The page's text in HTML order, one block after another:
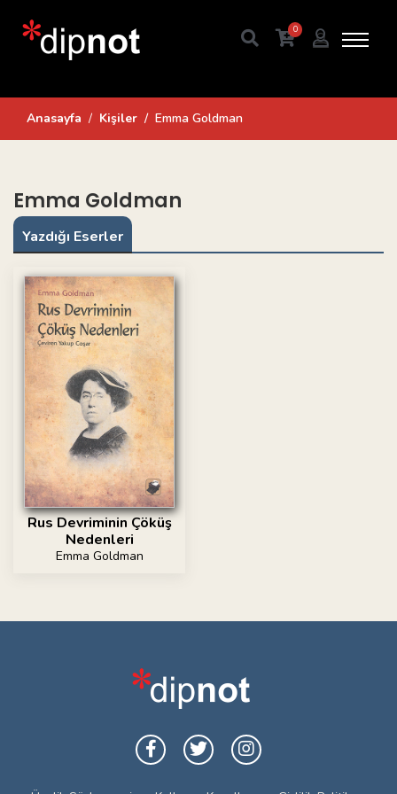
0
Anasayfa Kişiler Emma Goldman
Emma Goldman
Yazdığı Eserler
Rus Devriminin Çöküş
Nedenleri
Emma Goldman